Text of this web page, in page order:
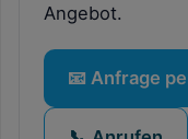
Angebot.
📧 Anfrage